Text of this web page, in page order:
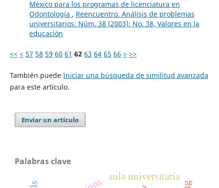
México para los programas de licenciatura en
Odontología , Reencuentro. Análisis de problemas
universitarios: Núm. 38 (2003): No. 38, Valores en la
educación
<< < 57 58 59 60 61 62 63 64 65 66 > >>
También puede Iniciar una búsqueda de similitud avanzada
para este artículo.
Enviar un artículo
Palabras clave
aula universitaria